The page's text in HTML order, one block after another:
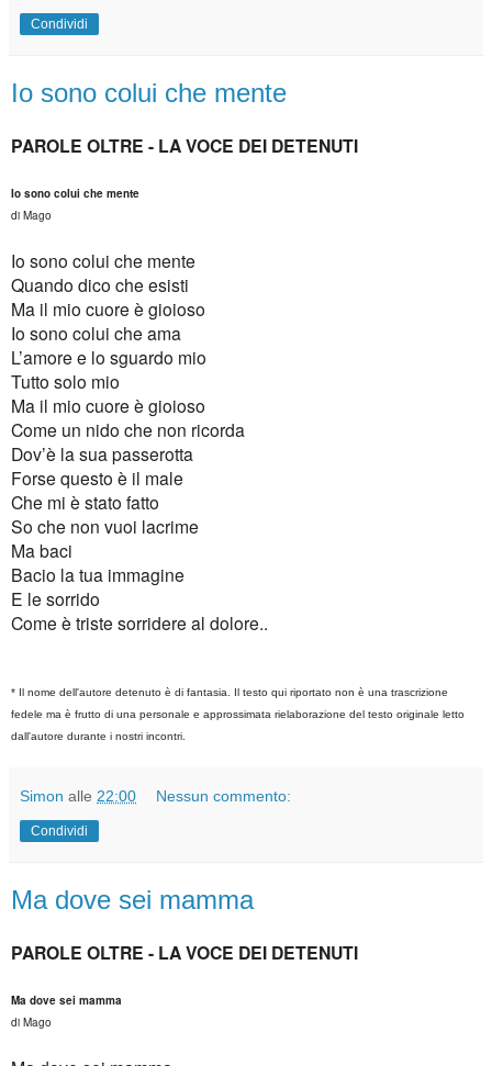
Condividi
Io sono colui che mente
PAROLE OLTRE - LA VOCE DEI DETENUTI
Io sono colui che mente
di Mago
Io sono colui che mente
Quando dico che esisti
Ma il mio cuore è gioioso
Io sono colui che ama
L’amore e lo sguardo mio
Tutto solo mio
Ma il mio cuore è gioioso
Come un nido che non ricorda
Dov’è la sua passerotta
Forse questo è il male
Che mi è stato fatto
So che non vuoi lacrime
Ma baci
Bacio la tua immagine
E le sorrido
Come è triste sorridere al dolore..
* Il nome dell'autore detenuto è di fantasia. Il testo qui riportato non è una trascrizione
fedele ma è frutto di una personale e approssimata rielaborazione del testo originale letto
dall'autore durante i nostri incontri.
Simon alle 22:00 Nessun commento:
Condividi
Ma dove sei mamma
PAROLE OLTRE - LA VOCE DEI DETENUTI
Ma dove sei mamma
di Mago